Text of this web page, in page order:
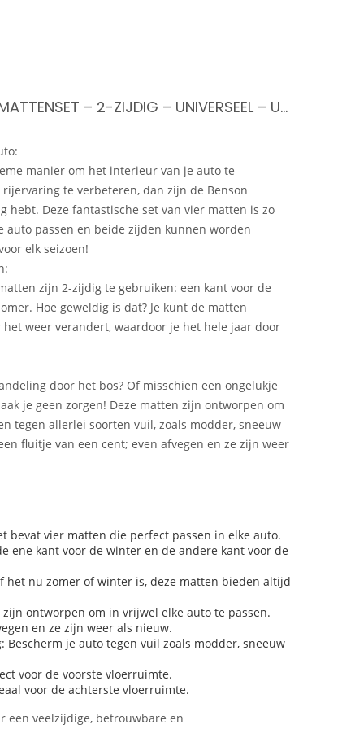
BENSON 4-DELIGE AUTOMATTENSET – 2-ZIJDIG – UNIVERSEEL – ULTIEME BESCHERMING – EENVOUDIG TE REINIGEN
manier om het interieur van je auto te
te verbeteren, dan zijn de Benson
hebt. Deze fantastische set van vier matten is zo
passen en beide zijden kunnen worden
elk seizoen!
zijn 2-zijdig te gebruiken: een kant voor de
Hoe geweldig is dat? Je kunt de matten
weer verandert, waardoor je het hele jaar door
door het bos? Of misschien een ongelukje
je geen zorgen! Deze matten zijn ontworpen om
tegen allerlei soorten vuil, zoals modder, sneeuw
fluitje van een cent; even afvegen en ze zijn weer
bevat vier matten die perfect passen in elke auto.
ene kant voor de winter en de andere kant voor de
het nu zomer of winter is, deze matten bieden altijd
ontworpen om in vrijwel elke auto te passen.
en ze zijn weer als nieuw.
Bescherm je auto tegen vuil zoals modder, sneeuw
voor de voorste vloerruimte.
voor de achterste vloerruimte.
een veelzijdige, betrouwbare en